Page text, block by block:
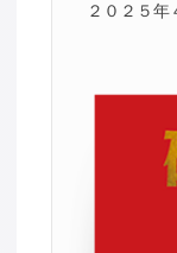
２０２５年